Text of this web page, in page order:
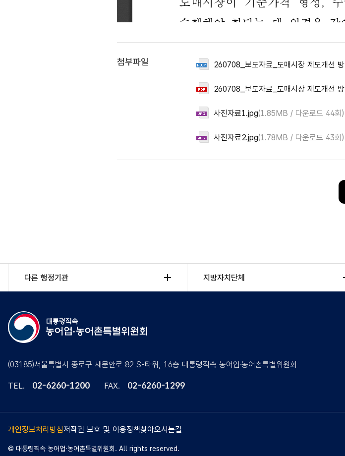
첨부파일 260708_보도자료_도매시장 제도개선
260708_보도자료_도매시장 제도개선
사진자료1.jpg(1.85MB / 다운로드 44회)
사진자료2.jpg(1.78MB / 다운로드 43회)
다른 행정기관 지방자치단체
(03185)서울특별시 종로구 새문안로 82 S-타워, 16층 대통령직속 농어업·농어촌특별위원회
TEL. 02-6260-1200 FAX. 02-6260-1299
개인정보처리방침저작권 보호 및 이용정책찾아오시는길
© 대통령직속 농어업·농어촌특별위원회. All rights reserved.